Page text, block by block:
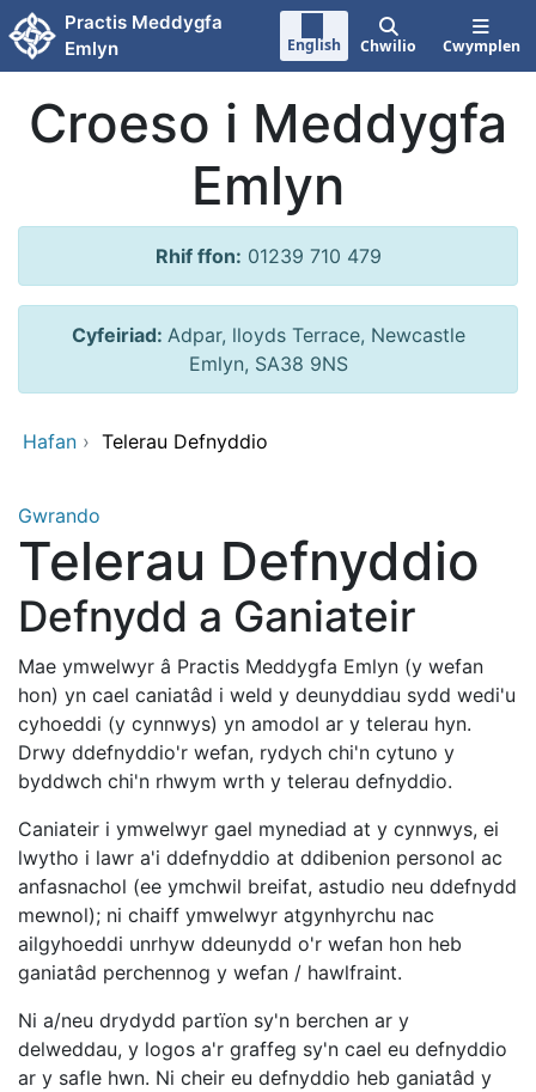
Neidio i'r prif gynnwy
Practis Meddygfa
Emlyn
English Chwilio Cwymplen
Croeso i Meddygfa
Emlyn
Rhif ffon: 01239 710 479
Cyfeiriad: Adpar, lloyds Terrace, Newcastle
Emlyn, SA38 9NS
Hafan › Telerau Defnyddio
Gwrando
Telerau Defnyddio
Defnydd a Ganiateir
Mae ymwelwyr â Practis Meddygfa Emlyn (y wefan
hon) yn cael caniatâd i weld y deunyddiau sydd wedi'u
cyhoeddi (y cynnwys) yn amodol ar y telerau hyn.
Drwy ddefnyddio'r wefan, rydych chi'n cytuno y
byddwch chi'n rhwym wrth y telerau defnyddio.
Caniateir i ymwelwyr gael mynediad at y cynnwys, ei
lwytho i lawr a'i ddefnyddio at ddibenion personol ac
anfasnachol (ee ymchwil breifat, astudio neu ddefnydd
mewnol); ni chaiff ymwelwyr atgynhyrchu nac
ailgyhoeddi unrhyw ddeunydd o'r wefan hon heb
ganiatâd perchennog y wefan / hawlfraint.
Ni a/neu drydydd partïon sy'n berchen ar y
delweddau, y logos a'r graffeg sy'n cael eu defnyddio
ar y safle hwn. Ni cheir eu defnyddio heb ganiatâd y